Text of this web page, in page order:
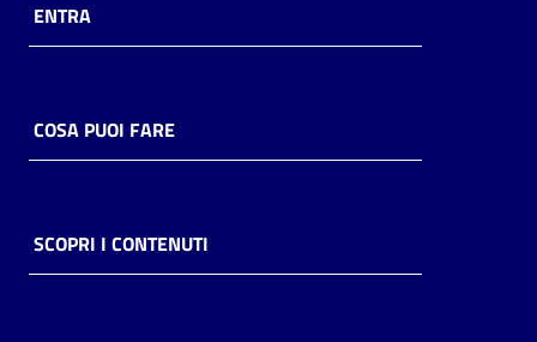
ENTRA
COSA PUOI FARE
SCOPRI I CONTENUTI